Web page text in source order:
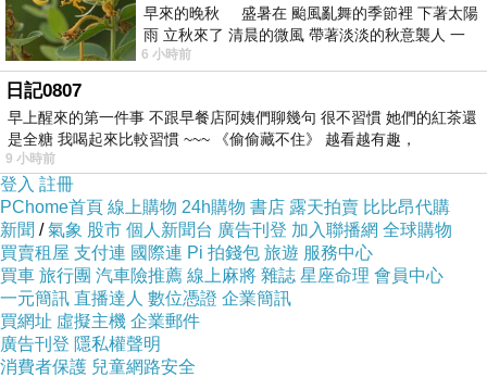
房地產開發公司）這個時間呢，是我考大學的前
一年初（1992年）。目的是什麼呢？大概是開發
公司的工作賺錢比較多，那時惡爹等人幾次對我
媽說“現在日子好了，你回家當全職太太吧”，我
媽堅決沒同意，堅持在自己的工作崗位上（醫院
藥師）、並堅決支持我考大學。試想，如果我媽
在家裡一呆、脫離社會了，那什麼事都必須由惡
爹作主；可能這個大學都不讓我報考，就像後來
（我媽被毒死以後）我報考碩士研究生不被受理
一樣。我媽對這個制度和惡爹這個人，還是瞭解
的，對惡爹背後的邪惡軍警的手段也早有防備。
早來的晚秋 盛暑在 颱風亂舞的季節裡 下著太陽
雨 立秋來了 清晨的微風 帶著淡淡的秋意襲人 一
下子 又被赤
6 小時前
日記0807
早上醒來的第一件事 不跟早餐店阿姨們聊幾句 很不習慣 她們的紅茶還
是全糖 我喝起來比較習慣 ~~~ 《偷偷藏不住》 越看越有趣，
9 小時前
登入 註冊
PChome首頁 線上購物 24h購物 書店 露天拍賣 比比昂代購
新聞 /氣象 股市 個人新聞台 廣告刊登 加入聯播網 全球購物
買賣租屋 支付連 國際連 Pi 拍錢包 旅遊 服務中心
買車 旅行團 汽車險推薦 線上麻將 雜誌 星座命理 會員中心
一元簡訊 直播達人 數位憑證 企業簡訊
買網址 虛擬主機 企業郵件
廣告刊登 隱私權聲明
消費者保護 兒童網路安全